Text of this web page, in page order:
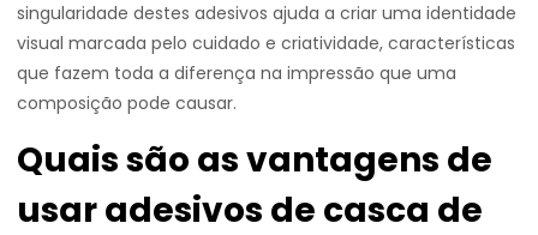
singularidade destes adesivos ajuda a criar uma identidade
visual marcada pelo cuidado e criatividade, características
que fazem toda a diferença na impressão que uma
composição pode causar.
Quais são as vantagens de
usar adesivos de casca de